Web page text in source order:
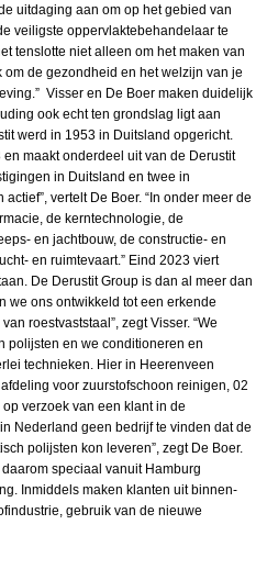
uitdaging aan om op het gebied van
veiligste oppervlaktebehandelaar te
tenslotte niet alleen om het maken van
de gezondheid en het welzijn van je
Visser en De Boer maken duidelijk
ook echt ten grondslag ligt aan
werd in 1953 in Duitsland opgericht.
maakt onderdeel uit van de Derustit
in Duitsland en twee in
vertelt De Boer. “In onder meer de
de kerntechnologie, de
en jachtbouw, de constructie- en
en ruimtevaart.” Eind 2023 viert
De Derustit Group is dan al meer dan
we ons ontwikkeld tot een erkende
roestvaststaal”, zegt Visser. “We
polijsten en we conditioneren en
technieken. Hier in Heerenveen
voor zuurstofschoon reinigen, 02
verzoek van een klant in de
Nederland geen bedrijf te vinden dat de
polijsten kon leveren”, zegt De Boer.
speciaal vanuit Hamburg
Inmiddels maken klanten uit binnen-
gebruik van de nieuwe